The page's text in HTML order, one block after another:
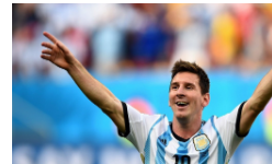
山智能化建设情况以及庙沟铁矿智能
矿山企业负责人进...